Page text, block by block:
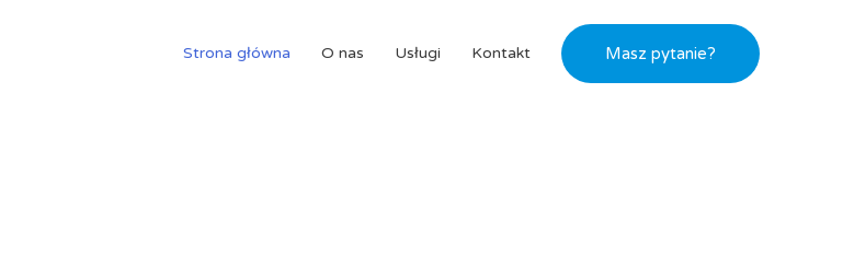
Strona główna O nas Usługi Kontakt Masz pytanie?